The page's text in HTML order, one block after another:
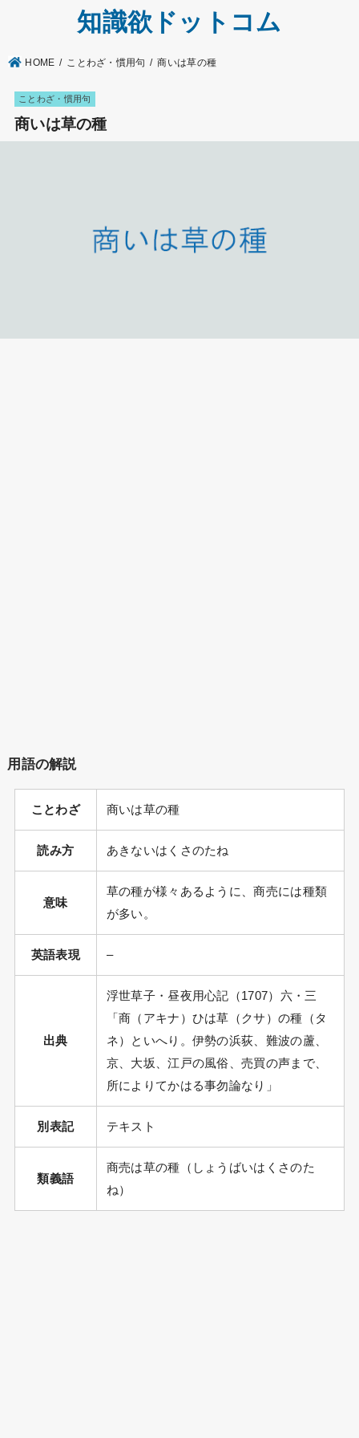
知識欲ドットコム
HOME ことわざ・慣用句 商いは草の種
ことわざ・慣用句
商いは草の種
用語の解説
ことわざ 商いは草の種
読み方 あきないはくさのたね
意味
草の種が様々あるように、商売には種類
が多い。
英語表現 –
出典
浮世草子・昼夜用心記（1707）六・三
「商（アキナ）ひは草（クサ）の種（タ
ネ）といへり。伊勢の浜荻、難波の蘆、
京、大坂、江戸の風俗、売買の声まで、
所によりてかはる事勿論なり」
別表記 テキスト
類義語
商売は草の種（しょうばいはくさのた
ね）